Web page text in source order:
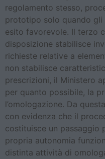
regolamento stesso,
prototipo solo quando
esito favorevole. Il terzo
disposizione stabilisce
richieste relative a
non stabilisce
prescrizioni, il Ministero
per quanto possibile, la
l’omologazione. Da
con evidenza che il
costituisce un passaggio
propria autonomia
distinta attività di